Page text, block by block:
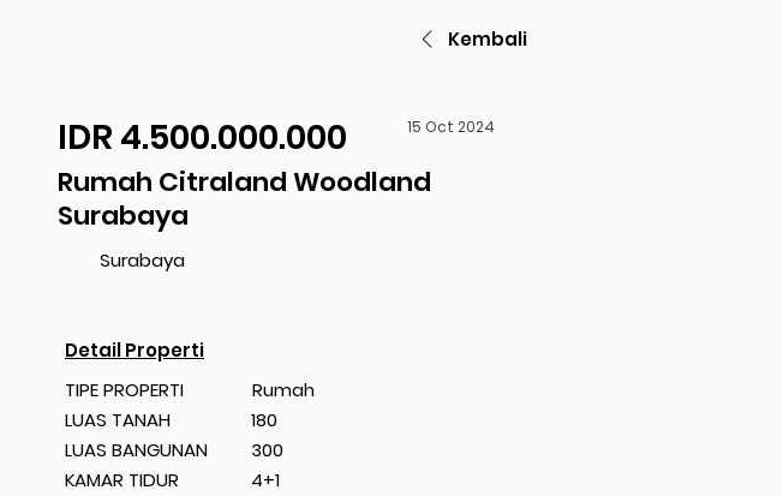
Kembali
IDR 4.500.000.000 15 Oct 2024
Rumah Citraland Woodland
Surabaya
Surabaya
Detail Properti
TIPE PROPERTI
LUAS TANAH
LUAS BANGUNAN
KAMAR TIDUR
Rumah
180
300
4+1